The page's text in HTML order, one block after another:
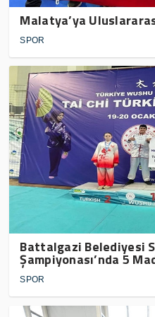
Malatya’ya
SPOR
Battalgazi Belediyesi
Şampiyonası’nda 5
SPOR